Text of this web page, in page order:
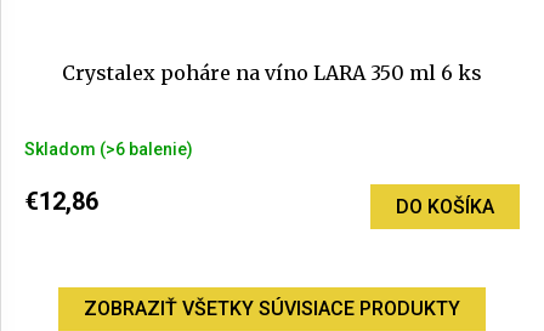
Crystalex poháre na víno LARA 350 ml 6 ks
Skladom (>6 balenie)
€12,86 DO KOŠÍKA
ZOBRAZIŤ VŠETKY SÚVISIACE PRODUKTY